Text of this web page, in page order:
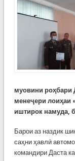
муовини роҳбари
менеҷери лоиҳаи
иштирок намуда,
Барои аз наздик
саҳни ҳавлӣ
командири Даста